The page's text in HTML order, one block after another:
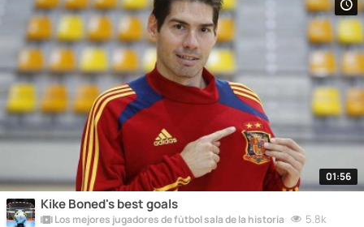
01:56
Kike Boned's best goals
Los mejores jugadores de fútbol sala de la historia 5.8k